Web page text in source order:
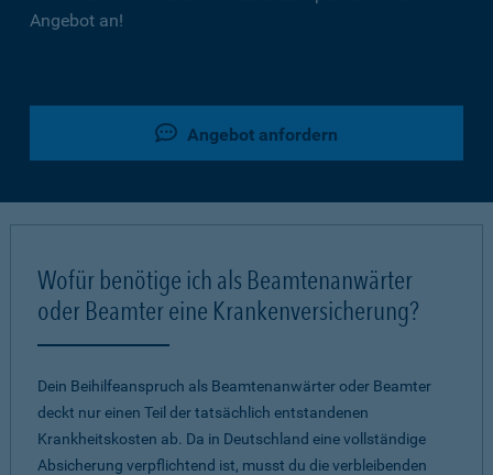
Angebot an!
Angebot anfordern
Wofür benötige ich als Beamtenanwärter
oder Beamter eine Krankenversicherung?
Dein Beihilfeanspruch als Beamtenanwärter oder Beamter
deckt nur einen Teil der tatsächlich entstandenen
Krankheitskosten ab. Da in Deutschland eine vollständige
Absicherung verpflichtend ist, musst du die verbleibenden